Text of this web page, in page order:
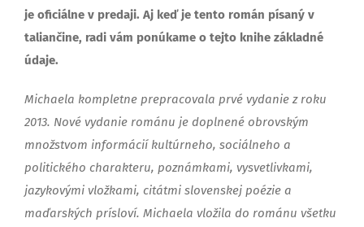
je oficiálne v predaji. Aj keď je tento román písaný v
taliančine, radi vám ponúkame o tejto knihe základné
údaje.
Michaela kompletne prepracovala prvé vydanie z roku
2013. Nové vydanie románu je doplnené obrovským
množstvom informácií kultúrneho, sociálneho a
politického charakteru, poznámkami, vysvetlivkami,
jazykovými vložkami, citátmi slovenskej poézie a
maďarských prísloví. Michaela vložila do románu všetku